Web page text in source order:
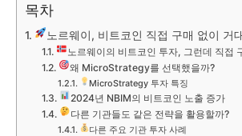
목차
노르웨이, 비트코인 직접 구매 없이 거
노르웨이의 비트코인 투자, 그런데 직접
왜 MicroStrategy를 선택했을까?
MicroStrategy 투자 특징
2024년 NBIM의 비트코인 노출 증가
다른 기관들도 같은 전략을 활용할까?
다른 주요 기관 투자 사례